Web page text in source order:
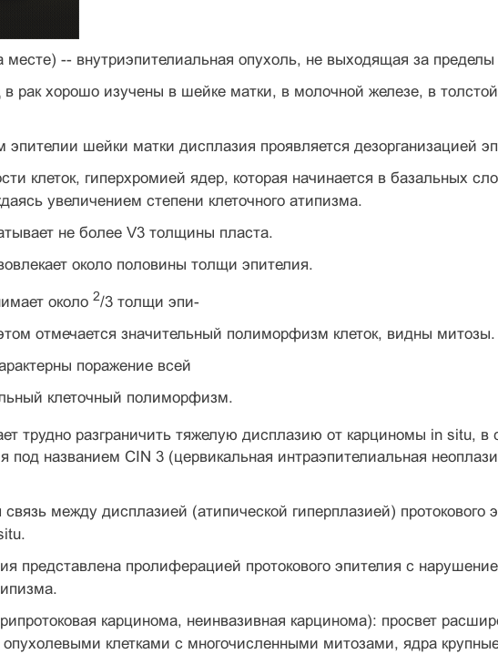
месте) -- внутриэпителиальная опухоль, не выходящая за
рак хорошо изучены в шейке матки, в молочной железе, в
эпителии шейки матки дисплазия проявляется дезорганизацией
клеток, гиперхромией ядер, которая начинается в базальных
уве­личением степени клеточного атипизма.
не более V3 толщины пласта.
около половины толщи эпителия.
около 2/3 толщи эпи-
отмечается значи­тельный полиморфизм клеток, видны митозы.
поражение всей
клеточный поли­морфизм.
трудно разграничить тяжелую дисплазию от карциномы in situ, в
под названием CIN 3 (цервикальная интраэпителиальная
между дисплазией (атипической гиперплазией)
представлена пролиферацией протокового эпителия с
карцинома, неинвазивная карцинома): просвет
клетками с многочисленными митозами, ядра